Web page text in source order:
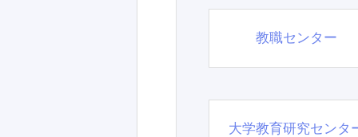
教職センター
大学教育研究センタ